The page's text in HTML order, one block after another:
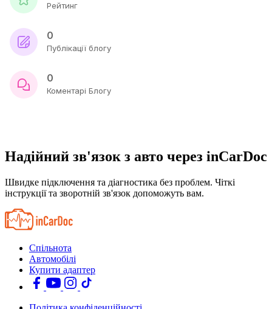
Рейтинг
0
Публікації блогу
0
Коментарі Блогу
Надійний зв'язок з авто через inCarDoc
Швидке підключення та діагностика без проблем. Чіткі
інструкції та зворотній зв'язок допоможуть вам.
Спільнота
Автомобілі
Купити адаптер